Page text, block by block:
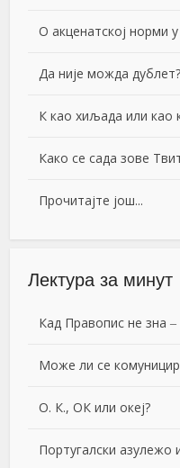
О акценатској норми у
Да није можда дублет?
К као хиљада или као
Како се сада зове
Прочитајте још...
Лектура за минут
Кад Правопис не зна ‒
Може ли се
О. К., ОК или океј?
Португалски азулежо